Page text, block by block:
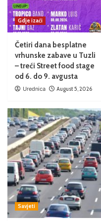
Gdje izaći
Četiri dana besplatne
vrhunske zabave u Tuzli
– treći Street food stage
od 6. do 9. avgusta
Urednica August 5, 2026
Savjeti